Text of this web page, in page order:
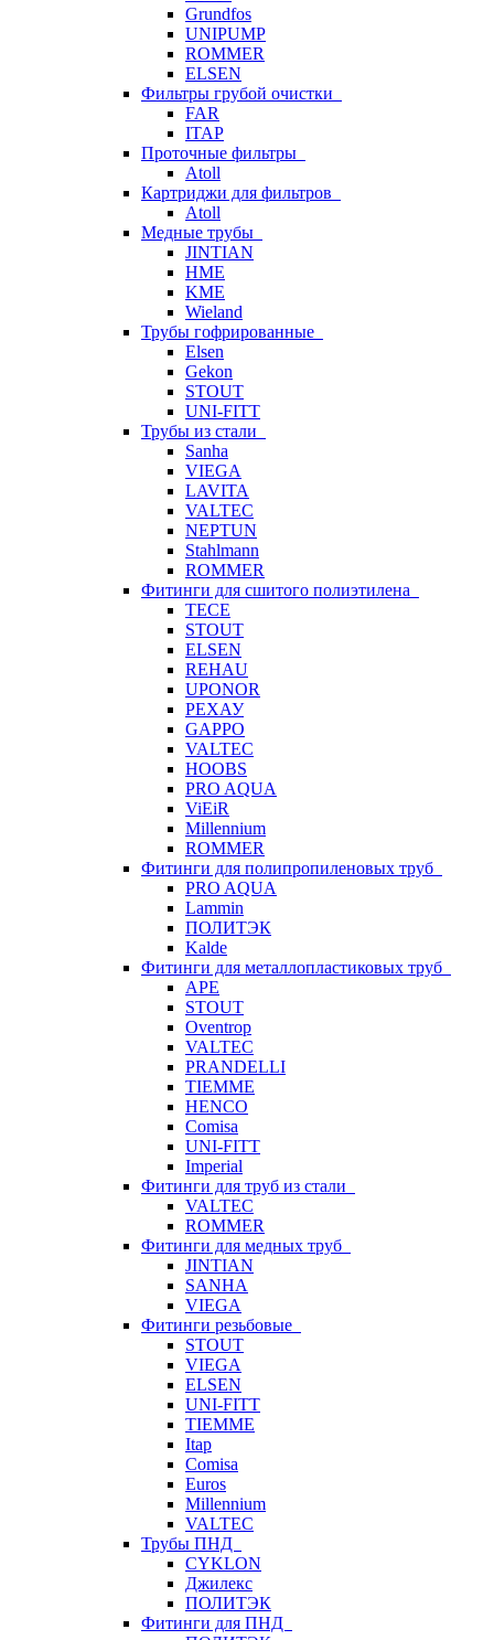
Grundfos
UNIPUMP
ROMMER
ELSEN
Фильтры грубой очистки
FAR
ITAP
Проточные фильтры
Atoll
Картриджи для фильтров
Atoll
Медные трубы
JINTIAN
HME
KME
Wieland
Трубы гофрированные
Elsen
Gekon
STOUT
UNI-FITT
Трубы из стали
Sanha
VIEGA
LAVITA
VALTEC
NEPTUN
Stahlmann
ROMMER
Фитинги для сшитого полиэтилена
TECE
STOUT
ELSEN
REHAU
UPONOR
РЕХАУ
GAPPO
VALTEC
HOOBS
PRO AQUA
ViEiR
Millennium
ROMMER
Фитинги для полипропиленовых труб
PRO AQUA
Lammin
ПОЛИТЭК
Kalde
Фитинги для металлопластиковых труб
APE
STOUT
Oventrop
VALTEC
PRANDELLI
TIEMME
HENCO
Comisa
UNI-FITT
Imperial
Фитинги для труб из стали
VALTEC
ROMMER
Фитинги для медных труб
JINTIAN
SANHA
VIEGA
Фитинги резьбовые
STOUT
VIEGA
ELSEN
UNI-FITT
TIEMME
Itap
Comisa
Euros
Millennium
VALTEC
Трубы ПНД
CYKLON
Джилекс
ПОЛИТЭК
Фитинги для ПНД